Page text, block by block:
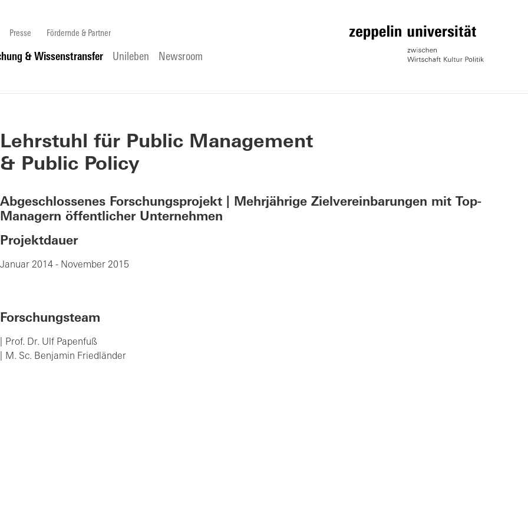
Presse Fördernde & Partner
& Wissenstransfer Unileben Newsroom
Lehrstuhl für Public Management
& Public Policy
Abgeschlossenes Forschungsprojekt | Mehrjährige Zielvereinbarungen mit Top-
Managern öffentlicher Unternehmen
Projektdauer
Januar 2014 - November 2015
Forschungsteam
Prof. Dr. Ulf Papenfuß
M. Sc. Benjamin Friedländer